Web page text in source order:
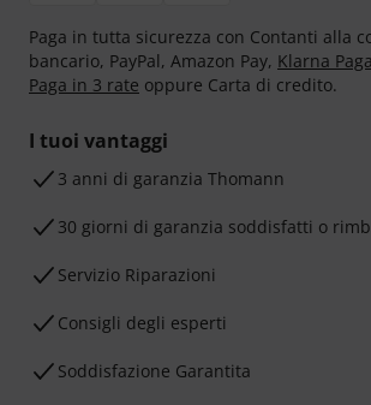
Paga in tutta sicurezza con Contanti alla
bancario, PayPal, Amazon Pay, Klarna
Paga in 3 rate oppure Carta di credito.
I tuoi vantaggi
3 anni di garanzia Thomann
30 giorni di garanzia soddisfatti o
Servizio Riparazioni
Consigli degli esperti
Soddisfazione Garantita